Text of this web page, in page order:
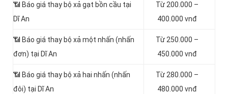
📶 Báo giá thay bộ xả gạt bồn cầu tại
Dĩ An
Từ 200.000 –
400.000 vnđ
📶 Báo giá thay bộ xả một nhấn (nhấn
đơn) tại Dĩ An
Từ 250.000 –
450.000 vnđ
📶 Báo giá thay bộ xả hai nhấn (nhấn
đôi) tại Dĩ An
Từ 280.000 –
480.000 vnđ